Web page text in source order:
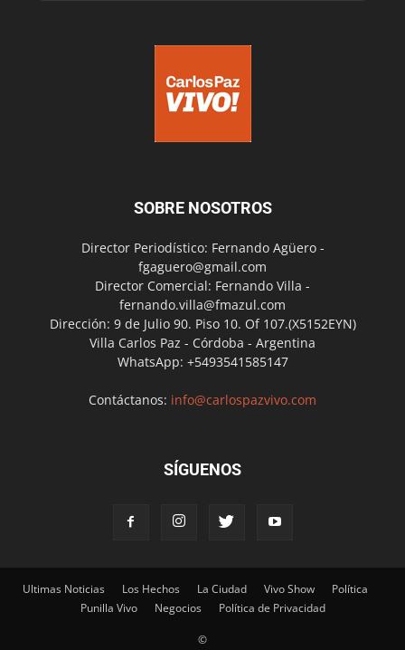
SOBRE NOSOTROS
Director Periodístico: Fernando Agüero -
fgaguero@gmail.com
Director Comercial: Fernando Villa -
fernando.villa@fmazul.com
Dirección: 9 de Julio 90. Piso 10. Of 107.(X5152EYN)
Villa Carlos Paz - Córdoba - Argentina
WhatsApp: +5493541585147
Contáctanos: info@carlospazvivo.com
SÍGUENOS
Ultimas Noticias Los Hechos La Ciudad Vivo Show
Política
Punilla Vivo
Negocios Política de Privacidad
©